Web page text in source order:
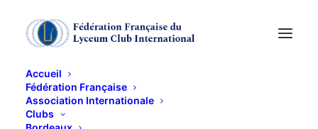
Accueil
Fédération Française
Association Internationale
ClubsCiné-club Anglais